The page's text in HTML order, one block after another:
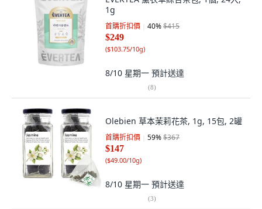
1g
首購折扣價 40%$415
$249
($103.75/10g)
8/10 星期一 預計送達
(8)
Olebien 草本茉莉花茶, 1g, 15包, 2罐
首購折扣價 59%$367
$147
($49.00/10g)
8/10 星期一 預計送達
(3)